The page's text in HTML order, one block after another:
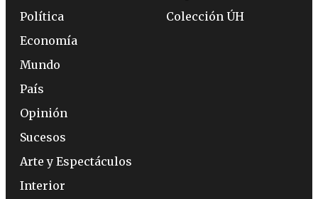
Política
Economía
Mundo
País
Opinión
Sucesos
Arte y Espectáculos
Interior
Colección ÚH